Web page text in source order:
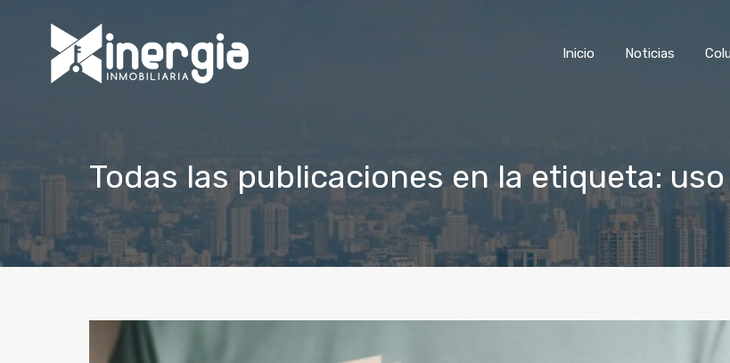
Inicio Noticias
Todas las publicaciones en la etiqueta: